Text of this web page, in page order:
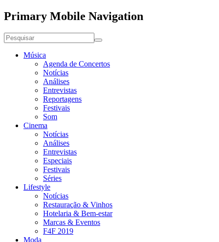
Primary Mobile Navigation
Música
Agenda de Concertos
Notícias
Análises
Entrevistas
Reportagens
Festivais
Som
Cinema
Notícias
Análises
Entrevistas
Especiais
Festivais
Séries
Lifestyle
Notícias
Restauração & Vinhos
Hotelaria & Bem-estar
Marcas & Eventos
F4F 2019
Moda